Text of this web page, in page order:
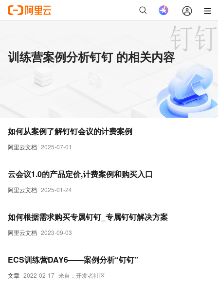
训练营案例分析钉钉 的相关内容
阿里云文档 2025-07-01
如何从案例了解钉钉会议的计费案例
阿里云文档 2025-01-24
云会议1.0的产品定价,计费案例和购买入口
阿里云文档 2023-09-03
如何根据需求购买专属钉钉_专属钉钉解决方案
文章 2022-02-17 来自：开发者社区
ECS训练营DAY6——案例分析“钉钉”